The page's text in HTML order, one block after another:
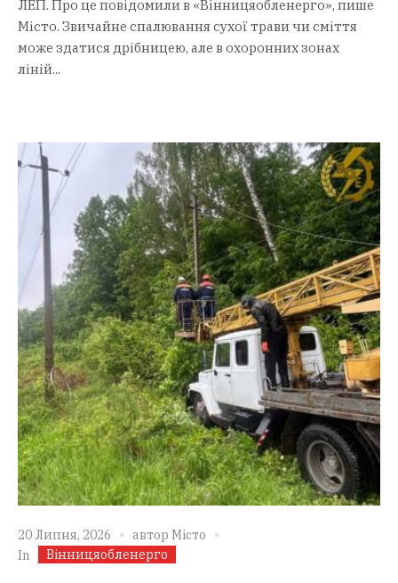
ЛЕП. Про це повідомили в «Вінницяобленерго», пише
Місто. Звичайне спалювання сухої трави чи сміття
може здатися дрібницею, але в охоронних зонах
ліній...
20 Липня, 2026 автор Місто
In
Вінницяобленерго